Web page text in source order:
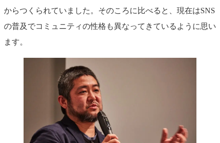
からつくられていました。そのころに比べると、現在はSNS
の普及でコミュニティの性格も異なってきているように思い
ます。